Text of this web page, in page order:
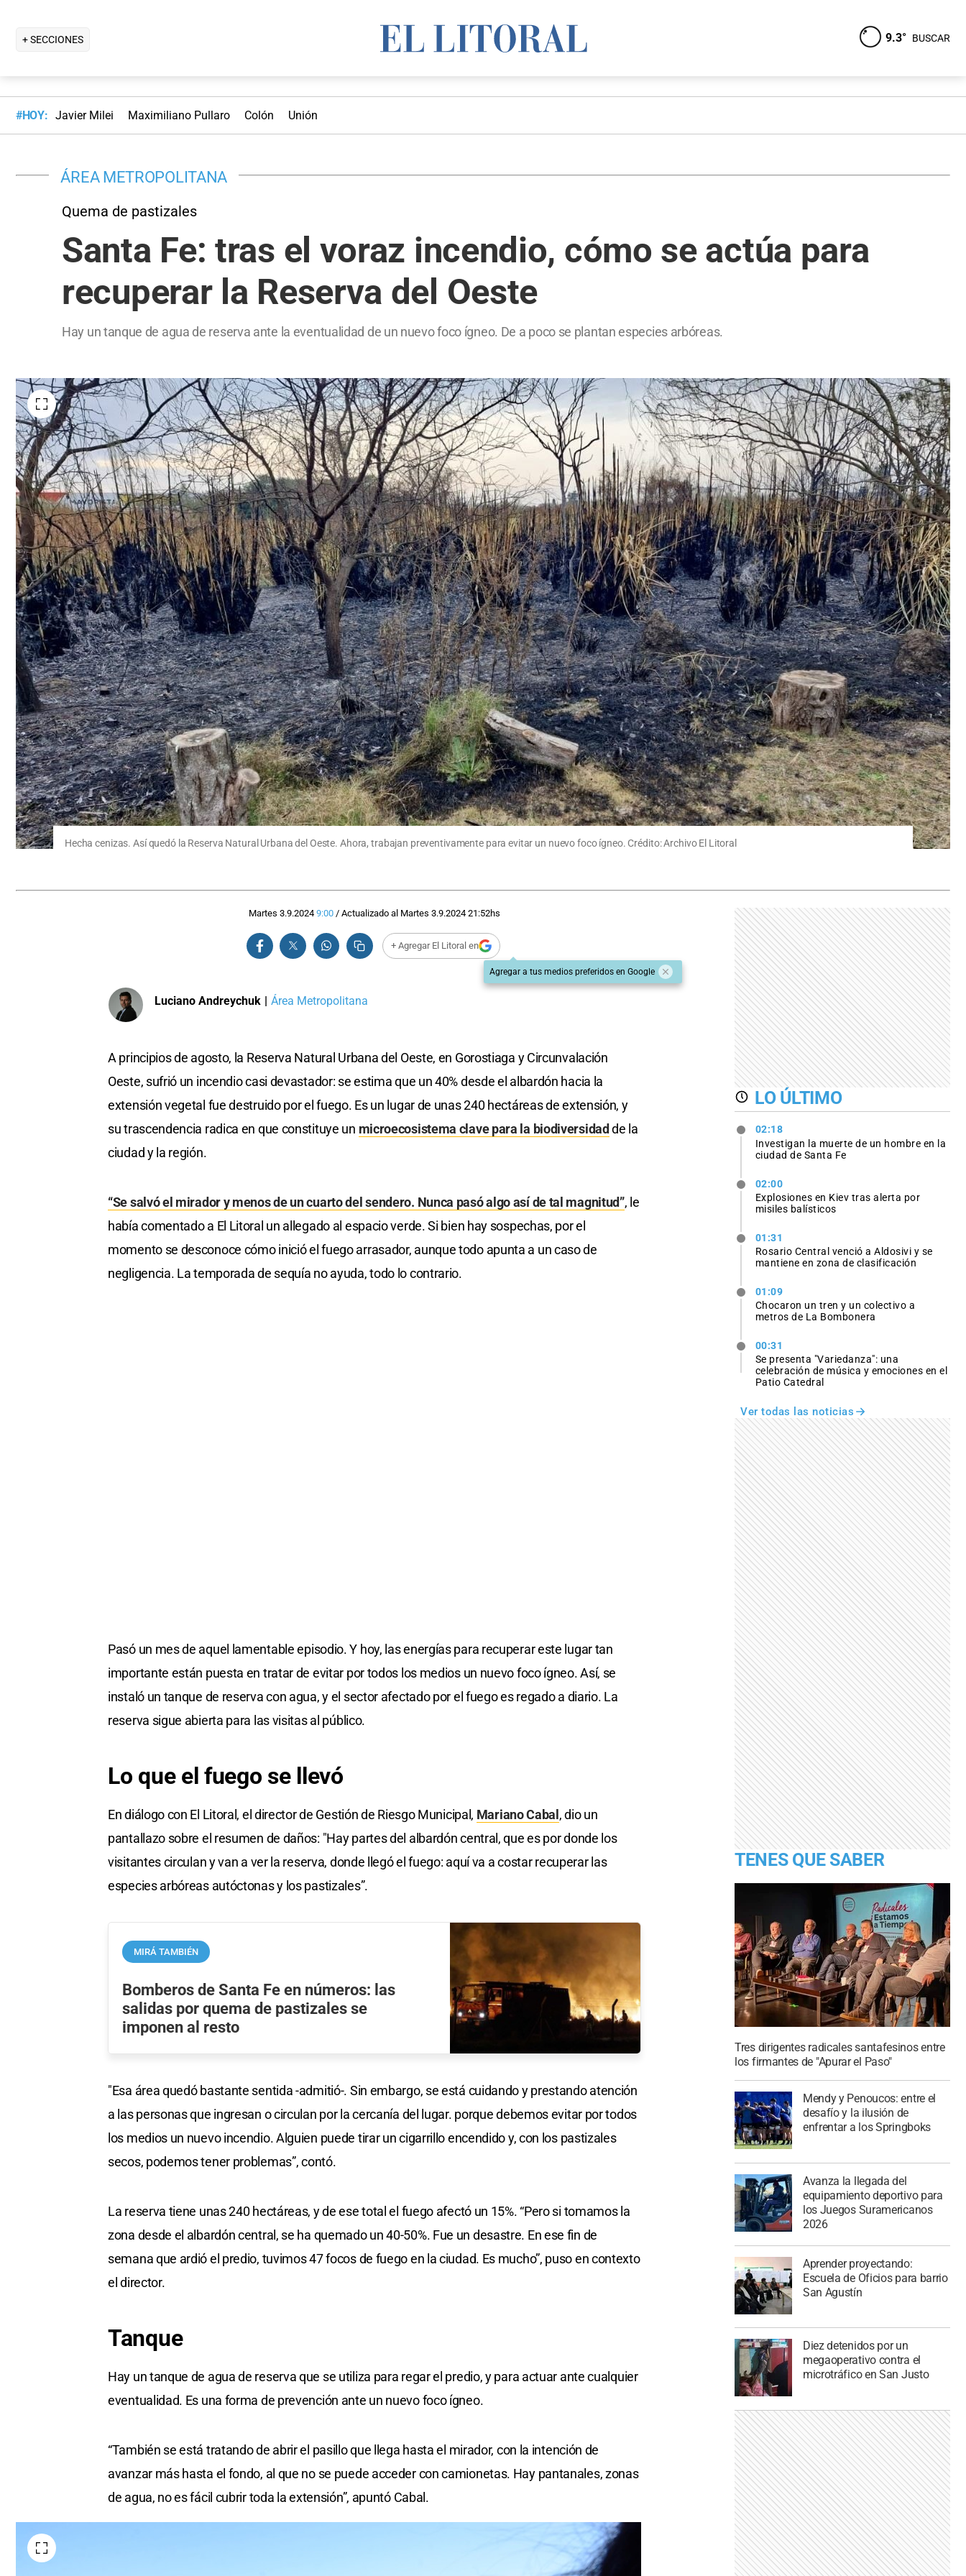
+ SECCIONES 9.3° BUSCAR
#HOY: Javier Milei Maximiliano Pullaro Colón Unión
ÁREA METROPOLITANA
Quema de pastizales
Santa Fe: tras el voraz incendio, cómo se actúa para
recuperar la Reserva del Oeste
Hay un tanque de agua de reserva ante la eventualidad de un nuevo foco ígneo. De a poco se plantan especies arbóreas.
Hecha cenizas. Así quedó la Reserva Natural Urbana del Oeste. Ahora, trabajan preventivamente para evitar un nuevo foco ígneo. Crédito: Archivo El Litoral
Martes 3.9.2024 9:00 / Actualizado al Martes 3.9.2024 21:52hs
+ Agregar El Litoral en
Agregar a tus medios preferidos en Google
Luciano Andreychuk | Área Metropolitana
A principios de agosto, la Reserva Natural Urbana del Oeste, en Gorostiaga y Circunvalación
Oeste, sufrió un incendio casi devastador: se estima que un 40% desde el albardón hacia la
extensión vegetal fue destruido por el fuego. Es un lugar de unas 240 hectáreas de extensión, y
su trascendencia radica en que constituye un microecosistema clave para la biodiversidad de la
ciudad y la región.
“Se salvó el mirador y menos de un cuarto del sendero. Nunca pasó algo así de tal magnitud”, le
había comentado a El Litoral un allegado al espacio verde. Si bien hay sospechas, por el
momento se desconoce cómo inició el fuego arrasador, aunque todo apunta a un caso de
negligencia. La temporada de sequía no ayuda, todo lo contrario.
Pasó un mes de aquel lamentable episodio. Y hoy, las energías para recuperar este lugar tan
importante están puesta en tratar de evitar por todos los medios un nuevo foco ígneo. Así, se
instaló un tanque de reserva con agua, y el sector afectado por el fuego es regado a diario. La
reserva sigue abierta para las visitas al público.
Lo que el fuego se llevó
En diálogo con El Litoral, el director de Gestión de Riesgo Municipal, Mariano Cabal , dio un
pantallazo sobre el resumen de daños: "Hay partes del albardón central, que es por donde los
visitantes circulan y van a ver la reserva, donde llegó el fuego: aquí va a costar recuperar las
especies arbóreas autóctonas y los pastizales”.
MIRÁ TAMBIÉN
Bomberos de Santa Fe en números: las
salidas por quema de pastizales se
imponen al resto
"Esa área quedó bastante sentida -admitió-. Sin embargo, se está cuidando y prestando atención
a las personas que ingresan o circulan por la cercanía del lugar. porque debemos evitar por todos
los medios un nuevo incendio. Alguien puede tirar un cigarrillo encendido y, con los pastizales
secos, podemos tener problemas”, contó.
La reserva tiene unas 240 hectáreas, y de ese total el fuego afectó un 15%. “Pero si tomamos la
zona desde el albardón central, se ha quemado un 40-50%. Fue un desastre. En ese fin de
semana que ardió el predio, tuvimos 47 focos de fuego en la ciudad. Es mucho”, puso en contexto
el director.
Tanque
Hay un tanque de agua de reserva que se utiliza para regar el predio, y para actuar ante cualquier
eventualidad. Es una forma de prevención ante un nuevo foco ígneo.
“También se está tratando de abrir el pasillo que llega hasta el mirador, con la intención de
avanzar más hasta el fondo, al que no se puede acceder con camionetas. Hay pantanales, zonas
de agua, no es fácil cubrir toda la extensión”, apuntó Cabal.
LO ÚLTIMO
02:18
Investigan la muerte de un hombre en la
ciudad de Santa Fe
02:00
Explosiones en Kiev tras alerta por
misiles balísticos
01:31
Rosario Central venció a Aldosivi y se
mantiene en zona de clasificación
01:09
Chocaron un tren y un colectivo a
metros de La Bombonera
00:31
Se presenta "Variedanza": una
celebración de música y emociones en el
Patio Catedral
Ver todas las noticias
TENES QUE SABER
Tres dirigentes radicales santafesinos entre
los firmantes de "Apurar el Paso"
Mendy y Penoucos: entre el
desafío y la ilusión de
enfrentar a los Springboks
Avanza la llegada del
equipamiento deportivo para
los Juegos Suramericanos
2026
Aprender proyectando:
Escuela de Oficios para barrio
San Agustín
Diez detenidos por un
megaoperativo contra el
microtráfico en San Justo